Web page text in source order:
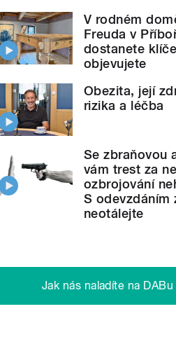
V rodném
Freuda v
dostanete
objevujete
Obezita, její
rizika a léčba
Se zbraňovou
vám trest za
ozbrojování
S odevzdáním
neotálejte
Jak nás naladíte na DABu